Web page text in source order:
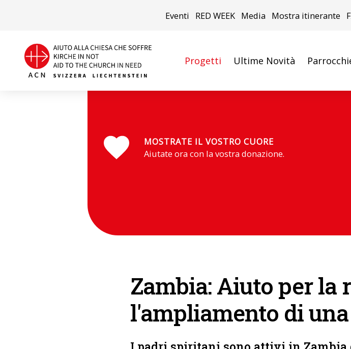
Eventi RED WEEK Media Mostra itinerante
Progetti Ultime Novità
Zambia
MOSTRATE IL VOSTRO CUORE
Aiutate ora con la vostra donazione.
Zambia: Aiuto per
l'ampliamento di